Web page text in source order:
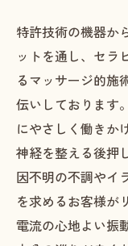
特許技術の機器か
ットを通し、セラ
るマッサージ的施
伝いしております
にやさしく働きか
神経を整える後押
因不明の不調やイ
を求めるお客様が
電流の心地よい振